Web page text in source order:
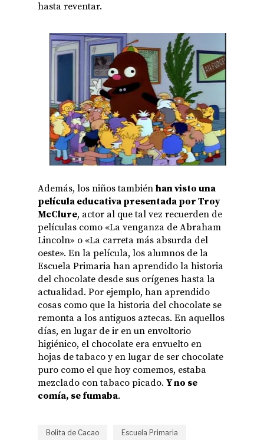
hasta reventar.
Además, los niños también han visto una
película educativa presentada por Troy
McClure, actor al que tal vez recuerden de
películas como «La venganza de Abraham
Lincoln» o «La carreta más absurda del
oeste». En la película, los alumnos de la
Escuela Primaria han aprendido la historia
del chocolate desde sus orígenes hasta la
actualidad. Por ejemplo, han aprendido
cosas como que la historia del chocolate se
remonta a los antiguos aztecas. En aquellos
días, en lugar de ir en un envoltorio
higiénico, el chocolate era envuelto en
hojas de tabaco y en lugar de ser chocolate
puro como el que hoy comemos, estaba
mezclado con tabaco picado. Y no se
comía, se fumaba.
Bolita de Cacao Escuela Primaria